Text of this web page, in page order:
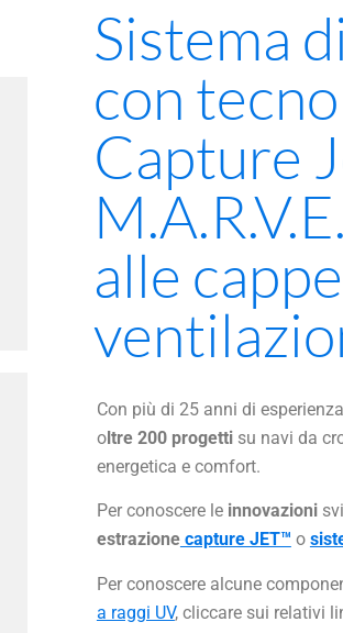
Sistema
con
Capture
alle
Con più di 25 anni di
oltre 200 progettisu navi da
energetica e comfort.
Per conoscere le innovazioni
estrazionecapture JET™ o
Per conoscere alcune
a raggi UV, cliccare sui relativi